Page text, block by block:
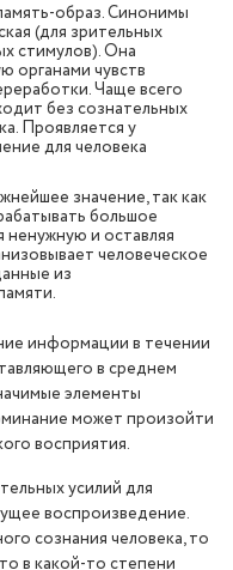
образ. Синонимы
(для зрительных
стимулов). Она
органами чувств
Чаще всего
без сознательных
Проявляется у
для человека
значение, так как
большое
и оставляя
человеческое
из
информации в течении
в среднем
элементы
может произойти
восприятия.
усилий для
воспроизведение.
сознания человека, то
в какой-то степени